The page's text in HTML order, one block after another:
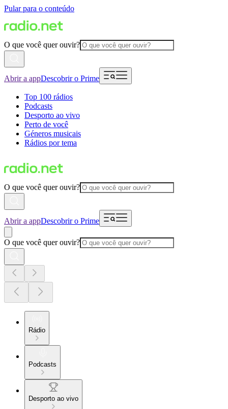
Pular para o conteúdo
O que você quer ouvir?
Abrir a appDescobrir o Prime
Top 100 rádios
Podcasts
Desporto ao vivo
Perto de você
Géneros musicais
Rádios por tema
O que você quer ouvir?
Abrir a appDescobrir o Prime
O que você quer ouvir?
Rádio
Podcasts
Desporto ao vivo